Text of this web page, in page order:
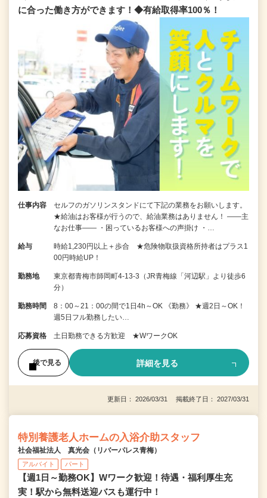
に合った働き方ができます！◆有給取得率100％！
仕事内容
セルフのガソリンスタンドにて下記の業務をお願いします。
★給油はお客様が行うので、給油業務はありません！ ――主
なお仕事―― ・困っているお客様への声掛け ・…
給与
時給1,230円以上＋歩合 ★危険物取扱資格所持者はプラス1
00円時給UP！
勤務地
東京都青梅市師岡町4-13-3（JR青梅線「河辺駅」より徒歩6
分）
勤務時間
8：00～21：00の間で1日4h～OK 《勤務》 ★週2日～OK！
週5日フル勤務したい…
応募資格 土日勤務できる方歓迎 ★WワークOK
後で見る 詳細を見る
更新日： 2026/03/31 掲載終了日： 2027/03/31
特別養護老人ホームの入浴介助スタッフ
社会福祉法人 真光会（リバーパレス青梅）
アルバイト パート
【週1日～勤務OK】Wワーク歓迎！待遇・福利厚生充
実！駅から無料送迎バスも運行中！